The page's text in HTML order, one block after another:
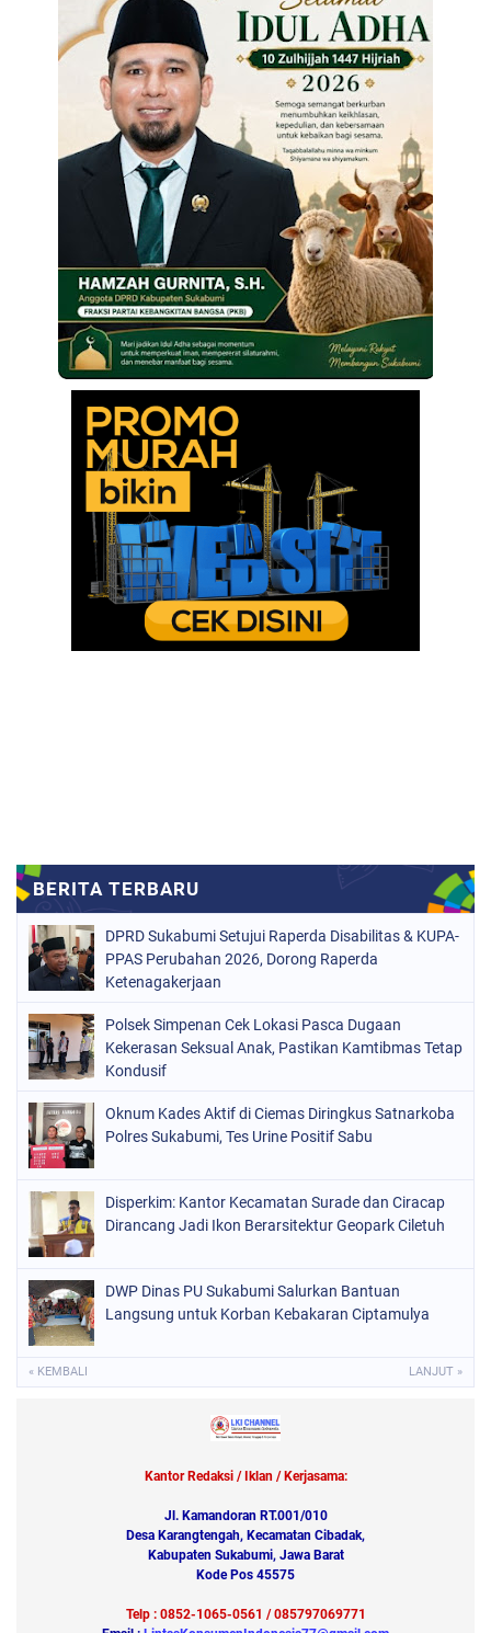
DPRD Sukabumi Setujui Raperda Disabilitas & KUPA-
PPAS Perubahan 2026, Dorong Raperda
Ketenagakerjaan
Polsek Simpenan Cek Lokasi Pasca Dugaan
Kekerasan Seksual Anak, Pastikan Kamtibmas Tetap
Kondusif
Oknum Kades Aktif di Ciemas Diringkus Satnarkoba
Polres Sukabumi, Tes Urine Positif Sabu
Disperkim: Kantor Kecamatan Surade dan Ciracap
Dirancang Jadi Ikon Berarsitektur Geopark Ciletuh
DWP Dinas PU Sukabumi Salurkan Bantuan
Langsung untuk Korban Kebakaran Ciptamulya
« KEMBALI LANJUT »
Kantor Redaksi / Iklan / Kerjasama:
Jl. Kamandoran RT.001/010
Desa Karangtengah, Kecamatan Cibadak,
Kabupaten Sukabumi, Jawa Barat
Kode Pos 45575
Telp : 0852-1065-0561 / 085797069771